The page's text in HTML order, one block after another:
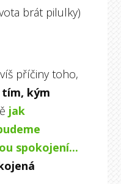
brát pilulky)
příčiny toho,
tím, kým
jak
spokojení...